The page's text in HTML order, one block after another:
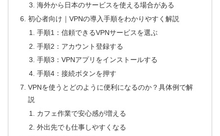
海外から日本のサービスを使える場合がある
初心者向け｜VPNの導入手順をわかりやすく解説
手順1：信頼できるVPNサービスを選ぶ
手順2：アカウント登録する
手順3：VPNアプリをインストールする
手順4：接続ボタンを押す
VPNを使うとどのように便利になるのか？具体例で解
説
カフェ作業で安心感が増える
外出先でも仕事しやすくなる